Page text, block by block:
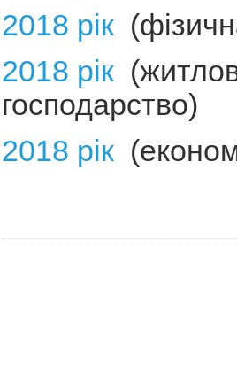
2018 рік
2018 рік
господарство)
2018 рік